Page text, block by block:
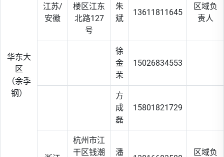
华东大
区
（余季
钢）
江苏/
安徽
楼区江东
北路127
号
朱
斌
13611811645
区域负
责人
徐
金
荣
15026834553
方
成
磊
15801821729
杭州市江
干区钱潮
潘
区域负